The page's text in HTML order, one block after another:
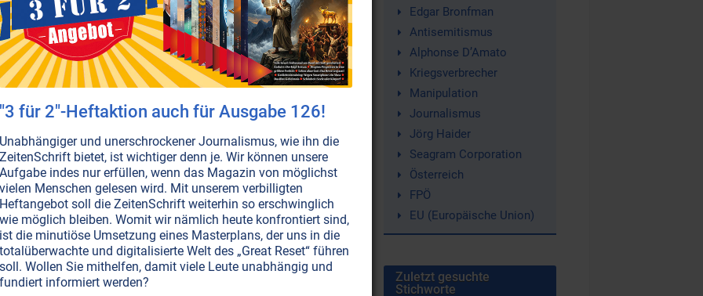
hat seine Fäden weit gespannt: Lesen Sie, wie
Edgar Bronfman innerhalb weniger Jahre zu
VERFÜGBAR AUSGABE BESTELLEN
Edgar Bronfman
Antisemitismus
Alphonse D’Amato
Kriegsverbrecher
Manipulation
Journalismus
Jörg Haider
Seagram Corporation
Österreich
FPÖ
EU (Europäische Union)
Zuletzt gesuchte
Stichworte
für 2"-Heftaktion auch für Ausgabe 126!
und unerschrockener Journalismus, wie ihn die
bietet, ist wichtiger denn je. Wir können unsere
indes nur erfüllen, wenn das Magazin von möglichst
Menschen gelesen wird. Mit unserem verbilligten
soll die ZeitenSchrift weiterhin so erschwinglich
möglich bleiben. Womit wir nämlich heute konfrontiert sind,
die minutiöse Umsetzung eines Masterplans, der uns in die
und digitalisierte Welt des „Great Reset“ führen
Wollen Sie mithelfen, damit viele Leute unabhängig und
informiert werden?